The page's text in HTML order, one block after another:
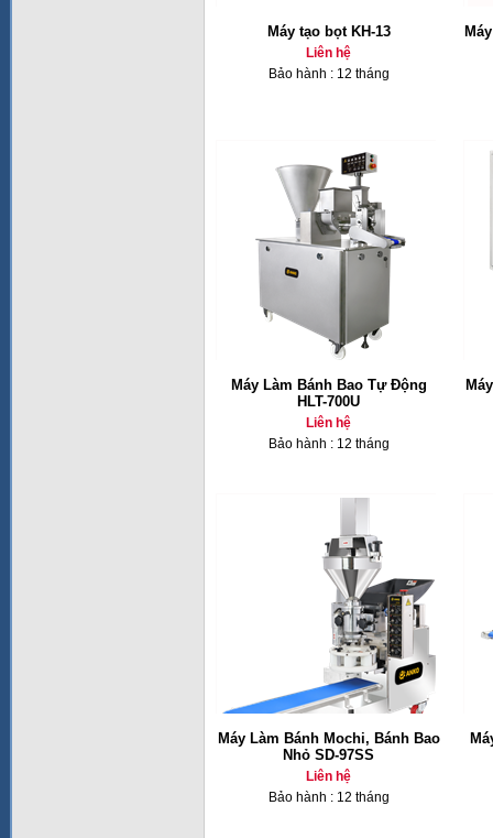
Máy tạo bọt KH-13
Liên hệ
Bảo hành : 12 tháng
Máy Làm Bánh Bao Tự Động
HLT-700U
Liên hệ
Bảo hành : 12 tháng
Máy Làm Bánh Mochi, Bánh Bao
Nhỏ SD-97SS
Liên hệ
Bảo hành : 12 tháng